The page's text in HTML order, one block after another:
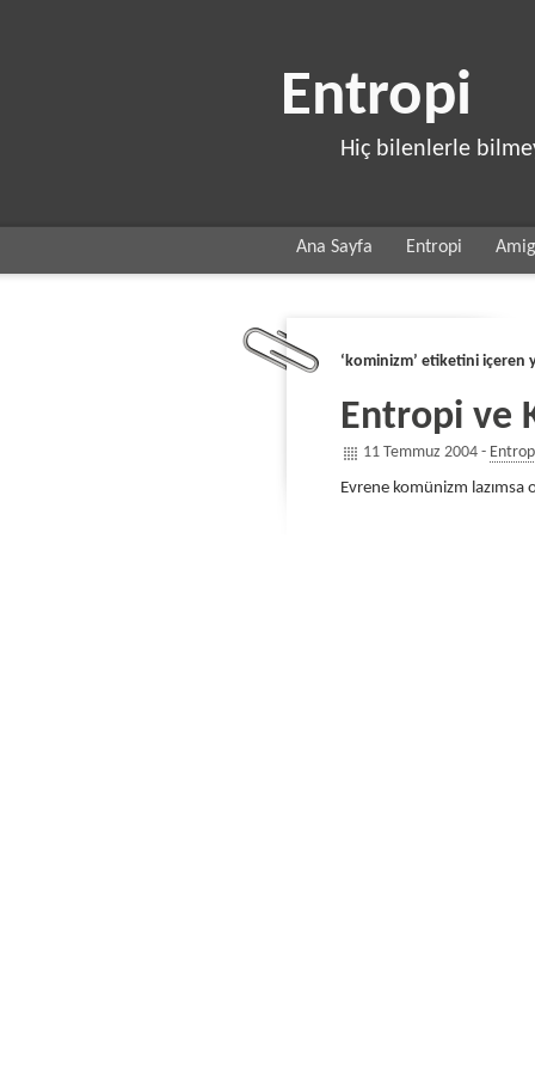
Entropi
Hiç bilenlerle
Ana Sayfa Entropi
‘kominizm’ etiketini içeren
Entropi ve
11 Temmuz 2004 -
Evrene komünizm lazımsa